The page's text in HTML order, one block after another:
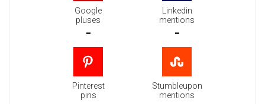
Google
pluses
-
Linkedin
mentions
-
Pinterest
pins
Stumbleupon
mentions